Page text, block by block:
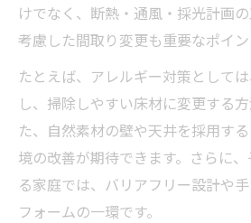
けでなく、断熱・通風・採光計画
考慮した間取り変更も重要なポイン
たとえば、アレルギー対策として
し、掃除しやすい床材に変更する
た、自然素材の壁や天井を採用す
境の改善が期待できます。さらに
る家庭では、バリアフリー設計や
フォームの一環です。